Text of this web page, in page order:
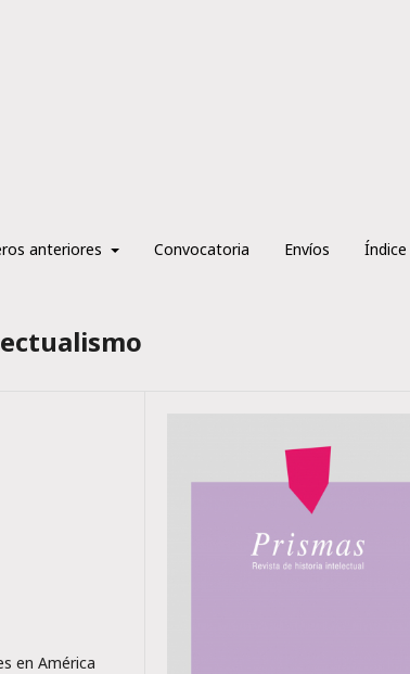
anteriores Convocatoria Envíos Índice
en América